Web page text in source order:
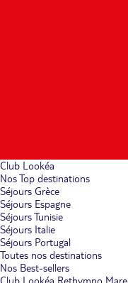
Club Lookéa
Nos Top destinations
Séjours Grèce
Séjours Espagne
Séjours Tunisie
Séjours Italie
Séjours Portugal
Toutes nos destinations
Nos Best-sellers